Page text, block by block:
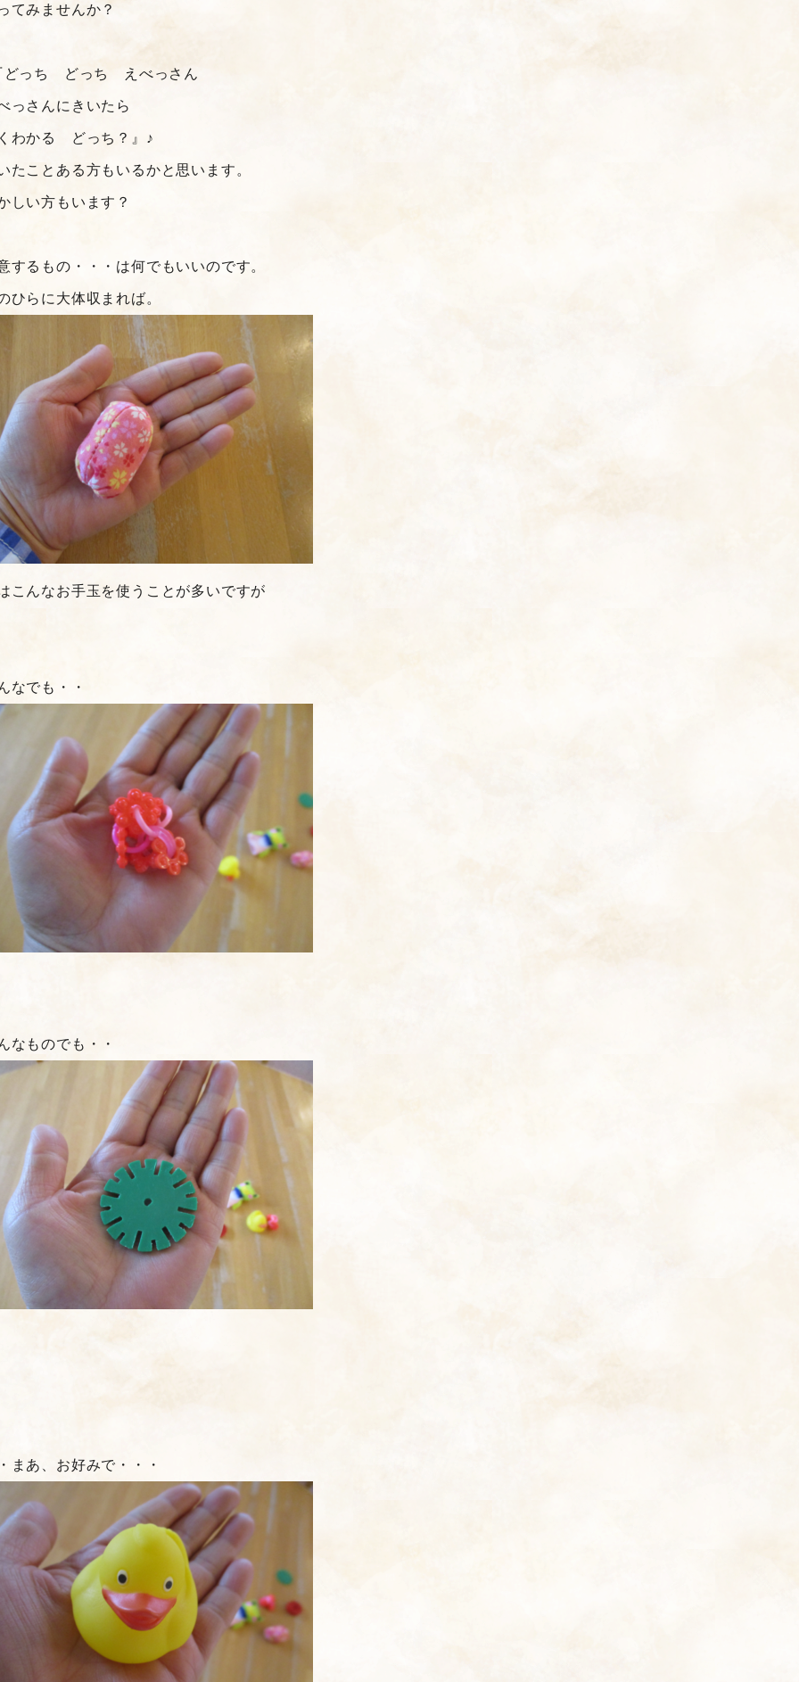
てみませんか？
どっち どっち えべっさん
っさんにきいたら
わかる どっち？』♪
たことある方もいるかと思います。
しい方もいます？
するもの・・・は何でもいいのです。
ひらに大体収まれば。
こんなお手玉を使うことが多いですが
なでも・・
なものでも・・
まあ、お好みで・・・